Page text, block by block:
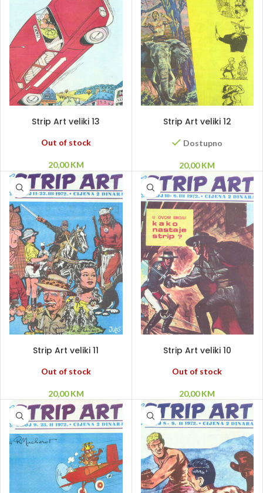
Strip Art veliki 13
Out of stock
20,00KM
Strip Art veliki 12
Dostupno
20,00KM
Strip Art veliki 11
Out of stock
20,00KM
Strip Art veliki 10
Out of stock
20,00KM